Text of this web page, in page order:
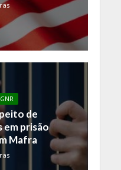
GNR
de
em prisão
Mafra